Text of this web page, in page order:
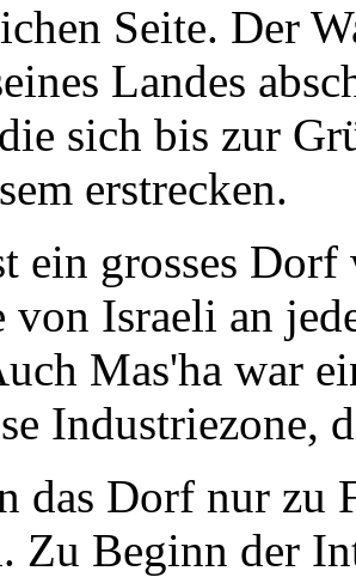
Seite. Der
Landes
sich bis zur
erstrecken.
ein grosses
von Israeli an
Mas'ha war
Industriezone,
das Dorf nur zu
Zu Beginn der